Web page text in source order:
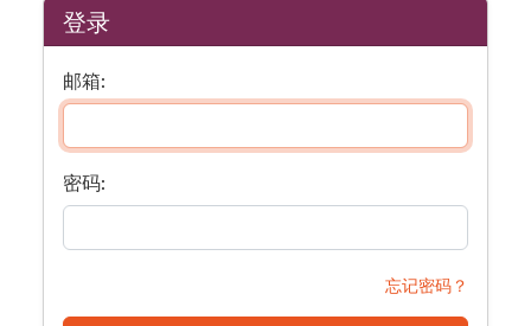
登录
邮箱:
密码:
忘记密码？